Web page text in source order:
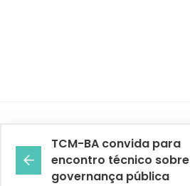
TCM-BA convida para
encontro técnico sobre
governança pública